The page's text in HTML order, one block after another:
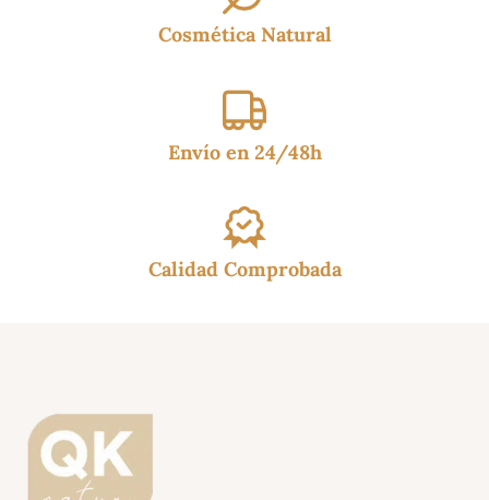
Cosmética Natural
Envío en 24/48h
Calidad Comprobada